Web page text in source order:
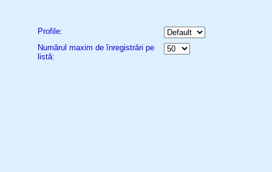
Profile:
Numărul maxim de înregistrări pe
listă: